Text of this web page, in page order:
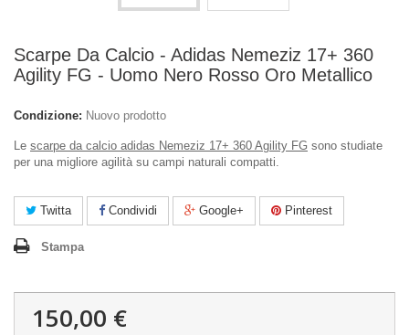
Scarpe Da Calcio - Adidas Nemeziz 17+ 360
Agility FG - Uomo Nero Rosso Oro Metallico
Condizione: Nuovo prodotto
Le scarpe da calcio adidas Nemeziz 17+ 360 Agility FG sono studiate
per una migliore agilità su campi naturali compatti.
Twitta Condividi Google+ Pinterest
Stampa
150,00 €